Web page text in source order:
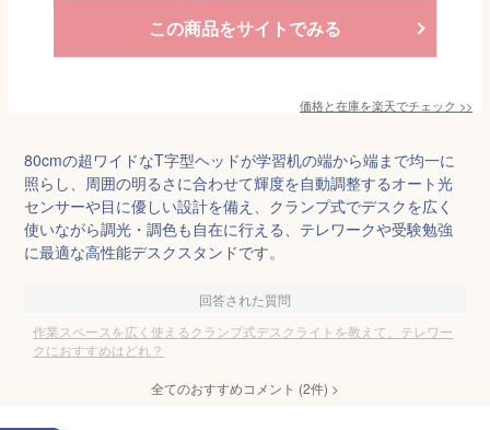
この商品をサイトでみる
価格と在庫を楽天でチェック >>
80cmの超ワイドなT字型ヘッドが学習机の端から端まで均一に
照らし、周囲の明るさに合わせて輝度を自動調整するオート光
センサーや目に優しい設計を備え、クランプ式でデスクを広く
使いながら調光・調色も自在に行える、テレワークや受験勉強
に最適な高性能デスクスタンドです。
回答された質問
作業スペースを広く使えるクランプ式デスクライトを教えて。テレワー
クにおすすめはどれ？
全てのおすすめコメント (2件) >